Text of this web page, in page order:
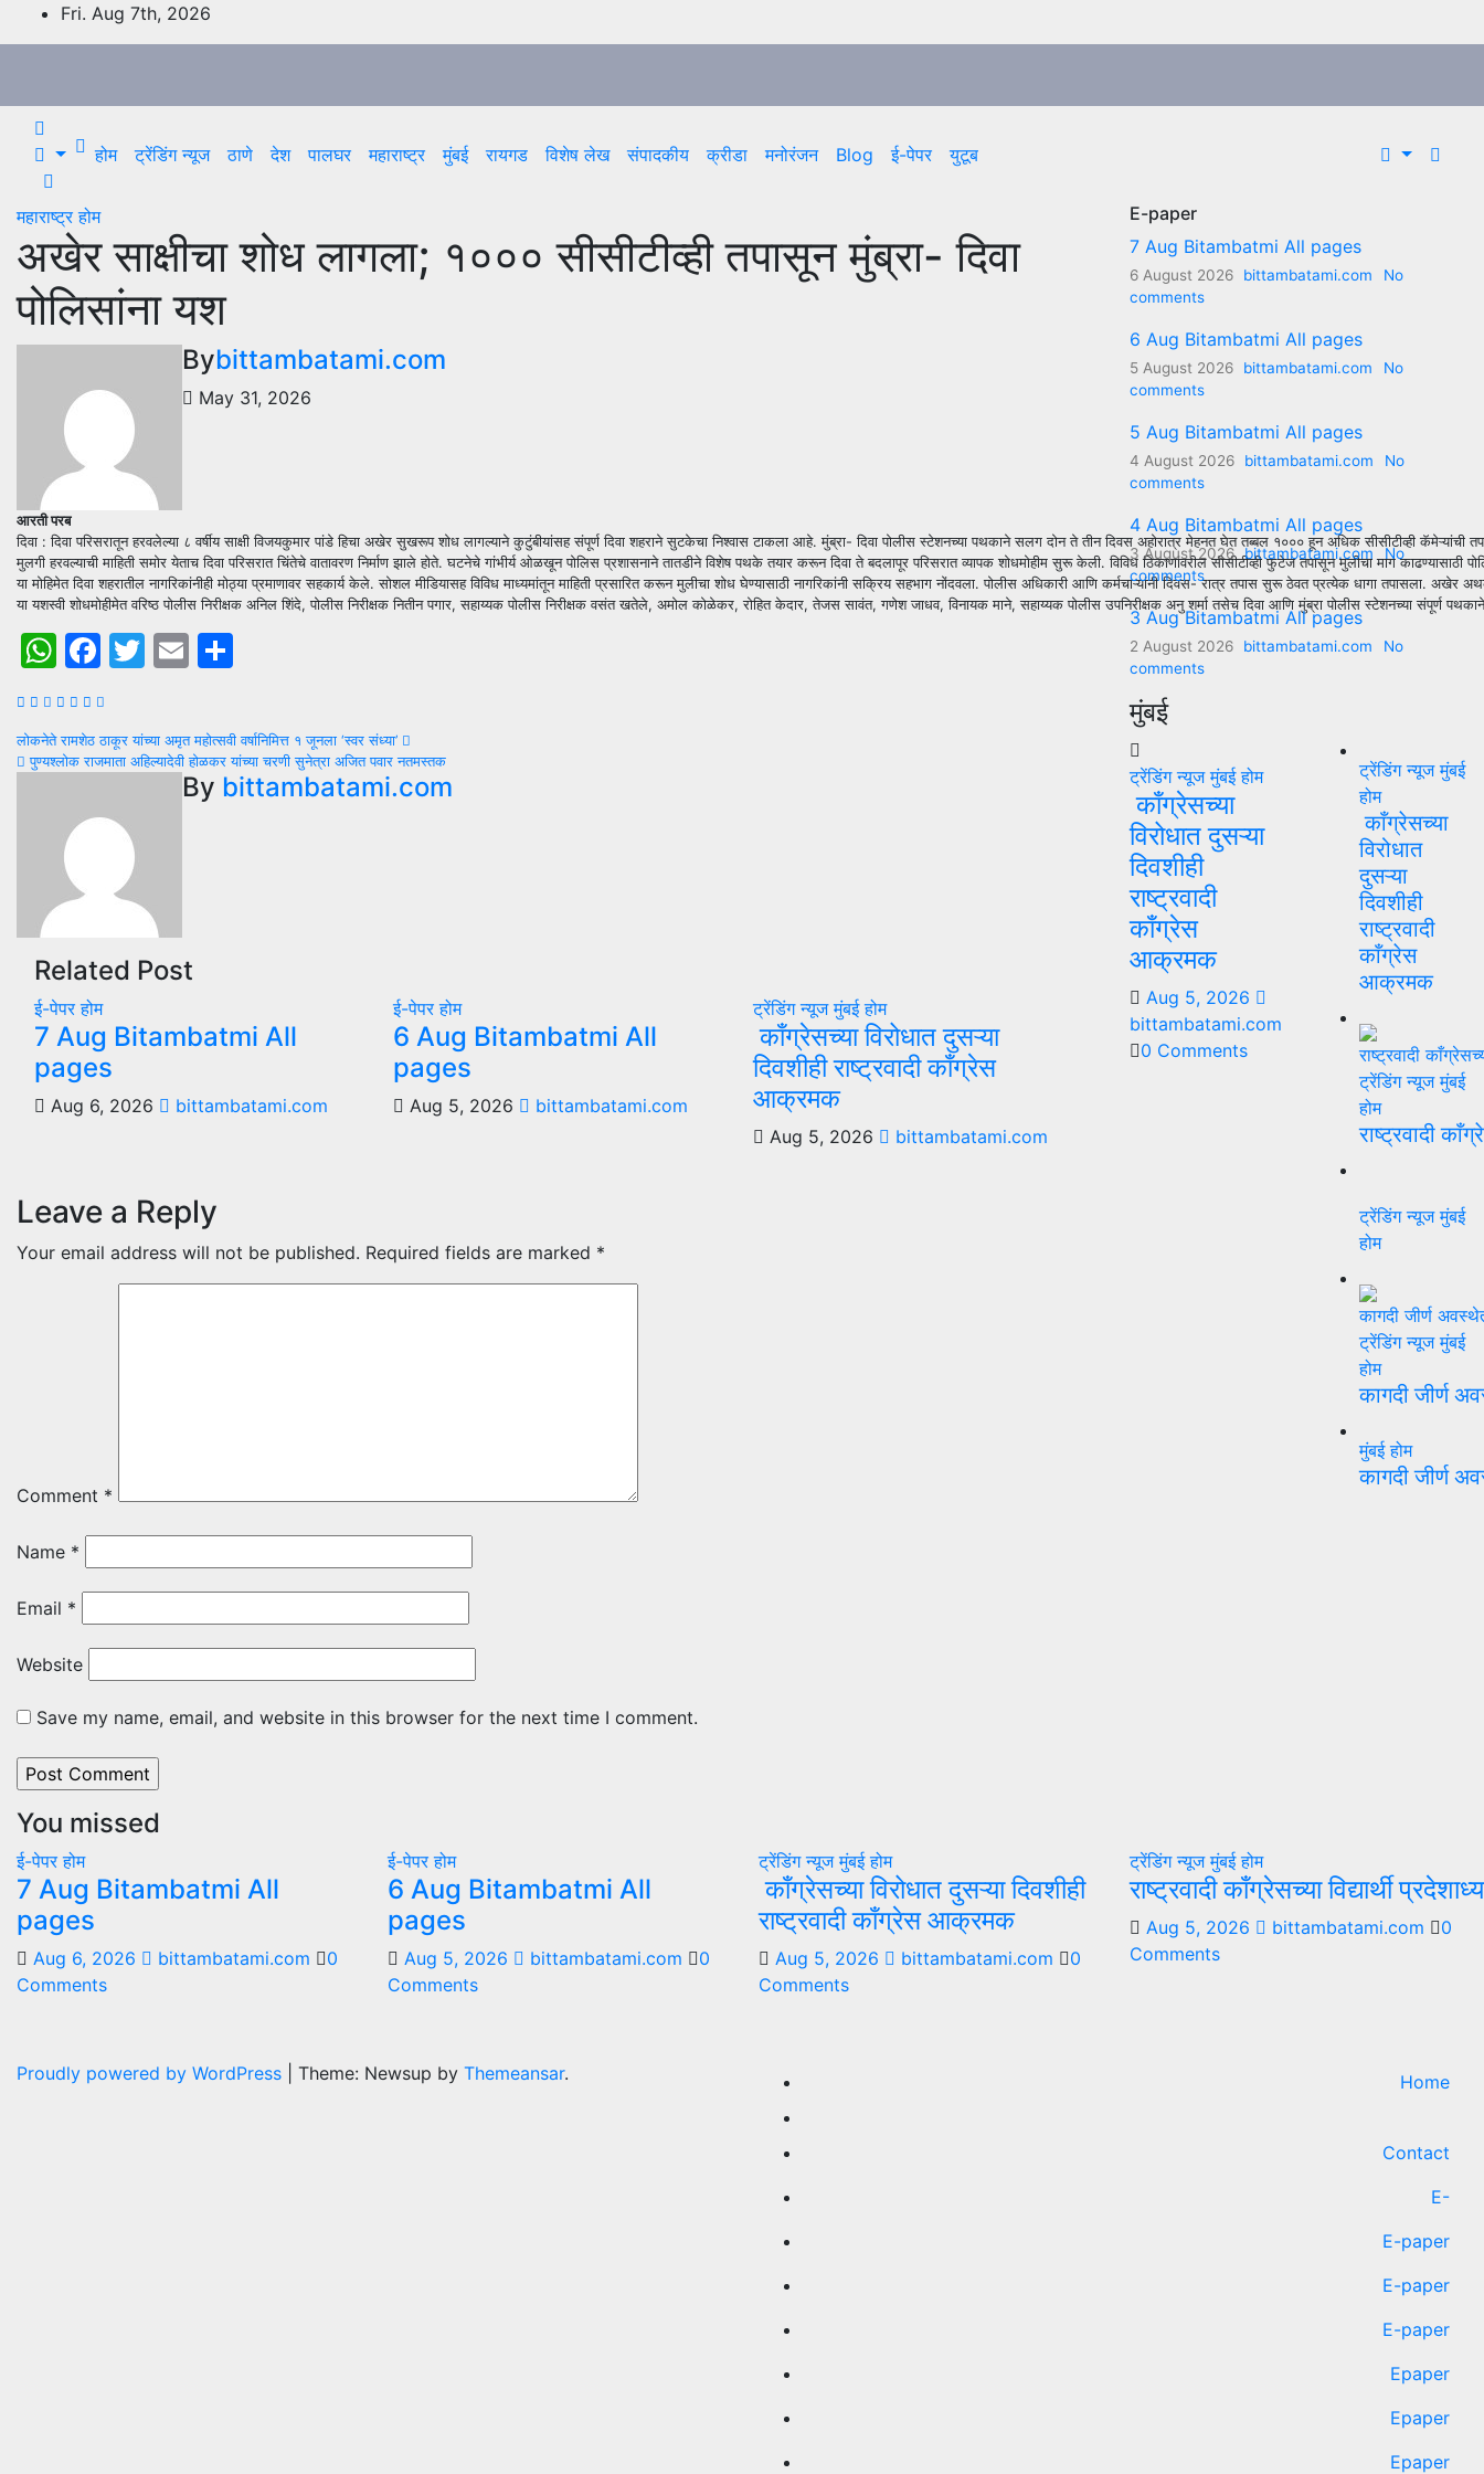
to
Fri. Aug 7th, 2026
होम ट्रेंडिंग न्यूज ठाणे देश पालघर महाराष्ट्र मुंबई रायगड विशेष लेख संपादकीय क्रीडा मनोरंजन Blog ई-पेपर युटूब
महाराष्ट्रहोम
अखेर साक्षीचा शोध लागला; १००० सीसीटीव्ही तपासून मुंब्रा- दिवा
पोलिसांना यश
Bybittambatami.com
May 31, 2026
आरती परब
दिवा : दिवा परिसरातून हरवलेल्या ८ वर्षीय साक्षी विजयकुमार पांडे हिचा अखेर सुखरूप शोध लागल्याने कुटुंबीयांसह संपूर्ण दिवा शहराने सुटकेचा निश्वास टाकला आहे. मुंब्रा- दिवा पोलीस स्टेशनच्या पथकाने सलग दोन ते तीन दिवस अहोरात्र मेहनत घेत तब्बल १००० हून अधिक सीसीटीव्ही कॅमेऱ्यांची
मुलगी हरवल्याची माहिती समोर येताच दिवा परिसरात चिंतेचे वातावरण निर्माण झाले होते. घटनेचे गांभीर्य ओळखून पोलिस प्रशासनाने तातडीने विशेष पथके तयार करून दिवा ते बदलापूर परिसरात व्यापक शोधमोहीम सुरू केली. विविध ठिकाणांवरील सीसीटीव्ही फुटेज तपासून मुलीचा माग काढण्यासाठी
या मोहिमेत दिवा शहरातील नागरिकांनीही मोठ्या प्रमाणावर सहकार्य केले. सोशल मीडियासह विविध माध्यमांतून माहिती प्रसारित करून मुलीचा शोध घेण्यासाठी नागरिकांनी सक्रिय सहभाग नोंदवला. पोलीस अधिकारी आणि कर्मचाऱ्यांनी दिवस- रात्र तपास सुरू ठेवत प्रत्येक धागा तपासला.
या यशस्वी शोधमोहीमेत वरिष्ठ पोलीस निरीक्षक अनिल शिंदे, पोलीस निरीक्षक नितीन पगार, सहाय्यक पोलीस निरीक्षक वसंत खतेले, अमोल कोळेकर, रोहित केदार, तेजस सावंत, गणेश जाधव, विनायक माने, सहाय्यक पोलीस उपनिरीक्षक अनु शर्मा तसेच दिवा आणि मुंब्रा पोलीस स्टेशनच्या संपूर्ण
WhatsApp
Facebook
Twitter
Email
Post
navigation
लोकनेते रामशेठ ठाकूर यांच्या अमृत महोत्सवी वर्षानिमित्त १ जूनला ‘स्वर संध्या’
पुण्यश्लोक राजमाता अहिल्यादेवी होळकर यांच्या चरणी सुनेत्रा अजित पवार नतमस्तक
By bittambatami.com
Related Post
ई-पेपरहोम
7 Aug Bitambatmi All
pages
Aug 6, 2026 bittambatami.com
ई-पेपरहोम
6 Aug Bitambatmi All
pages
Aug 5, 2026 bittambatami.com
ट्रेंडिंग न्यूजमुंबईहोम
काँग्रेसच्या विरोधात दुसऱ्या
दिवशीही राष्ट्रवादी काँग्रेस
आक्रमक
Aug 5, 2026 bittambatami.com
Leave a Reply
Your email address will not be published. Required fields are marked *
Comment *
Name *
Email *
Website
Save my name, email, and website in this browser for the next time I comment.
E-paper
7 Aug Bitambatmi All pages
6 August 2026 bittambatami.com
No
comments
6 Aug Bitambatmi All pages
5 August 2026 bittambatami.com
No
comments
5 Aug Bitambatmi All pages
4 August 2026 bittambatami.com
No
comments
4 Aug Bitambatmi All pages
3 August 2026 bittambatami.com
No
comments
3 Aug Bitambatmi All pages
2 August 2026 bittambatami.com
No
comments
मुंबई
ट्रेंडिंग न्यूजमुंबईहोम
काँग्रेसच्या
विरोधात दुसऱ्या
दिवशीही
राष्ट्रवादी
काँग्रेस
आक्रमक
Aug 5, 2026
bittambatami.com
0 Comments
ट्रेंडिंग न्यूजमुंबई
होम
काँग्रेसच्या
विरोधात
दुसऱ्या
दिवशीही
राष्ट्रवादी
काँग्रेस
आक्रमक
ट्रेंडिंग न्यूजमुंबई
होम
राष्ट्रवादी
ट्रेंडिंग न्यूजमुंबई
होम
ट्रेंडिंग न्यूजमुंबई
होम
कागदी जीर्ण
मुंबईहोम
कागदी जीर्ण
You missed
ई-पेपरहोम
7 Aug Bitambatmi All
pages
Aug 6, 2026 bittambatami.com
0
Comments
ई-पेपरहोम
6 Aug Bitambatmi All
pages
Aug 5, 2026 bittambatami.com
0
Comments
ट्रेंडिंग न्यूजमुंबईहोम
काँग्रेसच्या विरोधात दुसऱ्या दिवशीही
राष्ट्रवादी काँग्रेस आक्रमक
Aug 5, 2026 bittambatami.com
0
Comments
ट्रेंडिंग न्यूजमुंबईहोम
राष्ट्रवादी काँग्रेसच्या विद्यार्थी
Aug 5, 2026 bittambatami.com
0
Comments
Proudly powered by WordPress Theme: Newsup by Themeansar. Home
Contact
E-
E-paper
E-paper
E-paper
Epaper
Epaper
Epaper